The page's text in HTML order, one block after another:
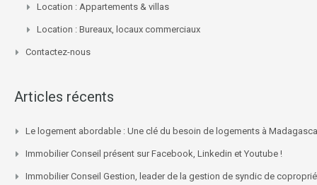
Location : Appartements & villas
Location : Bureaux, locaux commerciaux
Contactez-nous
Articles récents
Le logement abordable : Une clé du besoin de logements à
Immobilier Conseil présent sur Facebook, Linkedin et Youtube !
Immobilier Conseil Gestion, leader de la gestion de syndic de